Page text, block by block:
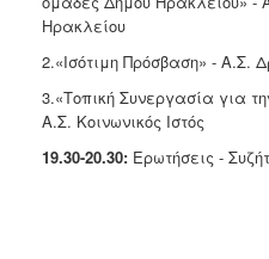
Ηρακλείου
2.«Ισότιμη Πρόσβαση» - Α.Σ.
3.«Τοπική Συνεργασία για
Α.Σ. Κοινωνικός Ιστός
19.30-20.30: Ερωτήσεις -